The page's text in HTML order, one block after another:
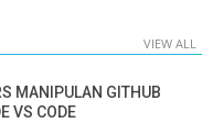
VIEW ALL
MANIPULAN GITHUB
VS CODE